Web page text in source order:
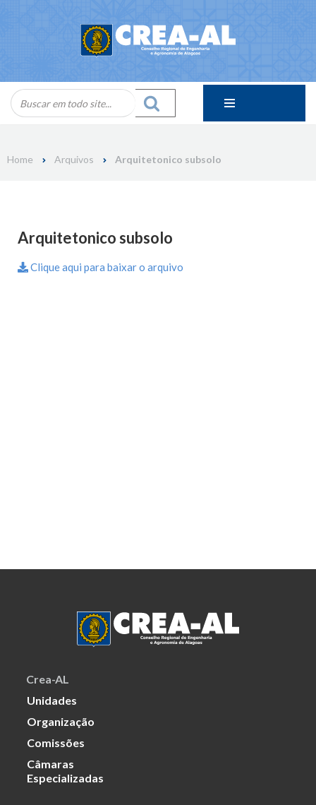
Home Arquivos Arquitetonico subsolo
Arquitetonico subsolo
Clique aqui para baixar o arquivo
Crea-AL
Unidades
Organização
Comissões
Câmaras
Especializadas